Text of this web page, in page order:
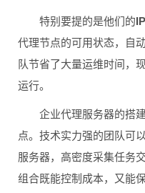
特别要提的是他们的
代理节点的可用状态，自
队节省了大量运维时间，
运行。
企业代理服务器的搭
点。技术实力强的团队可
服务器，高密度采集任务
组合既能控制成本，又能